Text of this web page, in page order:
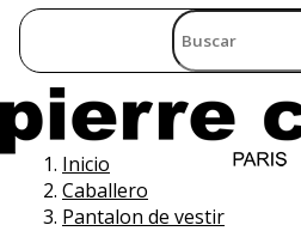
Inicio
Caballero
Pantalon de vestir